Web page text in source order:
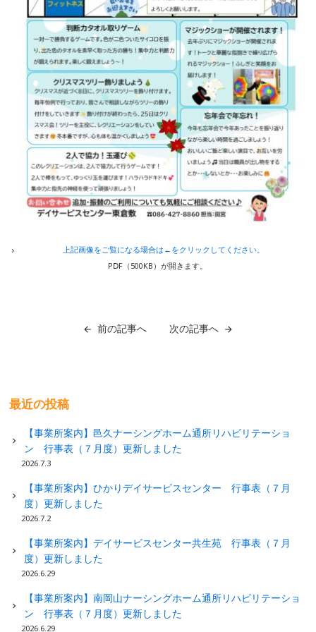
上記画像をご覧になる場合は←をクリックしてください。
PⅮF（500KB）が開きます。
前の記事へ 次の記事へ
最近の投稿
【事業所案内】邑久ナーシングホーム通所リハビリテーショ
ン 行事表（７月度）更新しました
2026.7.3
【事業所案内】ひかりデイサービスセンター 行事表（７月
度）更新しました
2026.7.2
【事業所案内】デイサービスセンター共生苑 行事表（７月
度）更新しました
2026.6.29
【事業所案内】南岡山ナーシングホーム通所リハビリテーショ
ン 行事表（７月度）更新しました
2026.6.29